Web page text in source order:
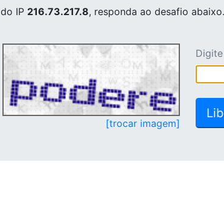
do IP 216.73.217.8, responda ao desafio abaixo.
[trocar imagem]